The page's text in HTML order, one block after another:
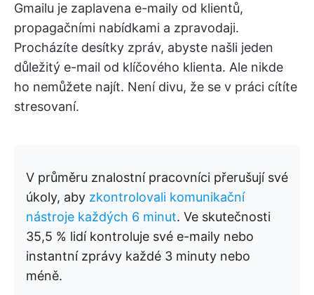
Gmailu je zaplavena e-maily od klientů,
propagačními nabídkami a zpravodaji.
Procházíte desítky zpráv, abyste našli jeden
důležitý e-mail od klíčového klienta. Ale nikde
ho nemůžete najít. Není divu, že se v práci cítíte
stresovaní.
V průměru znalostní pracovníci přerušují své
úkoly, aby zkontrolovali komunikační
nástroje každých 6 minut. Ve skutečnosti
35,5 % lidí kontroluje své e-maily nebo
instantní zprávy každé 3 minuty nebo
méně.